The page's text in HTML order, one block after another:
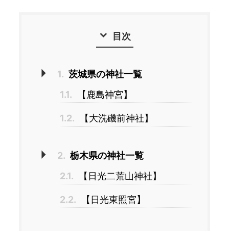
目次
1. 茨城県の神社一覧
1.1.
【鹿島神宮】
1.2. 【大洗磯前神社】
2. 栃木県の神社一覧
2.1.
【日光二荒山神社】
2.2. 【日光東照宮】